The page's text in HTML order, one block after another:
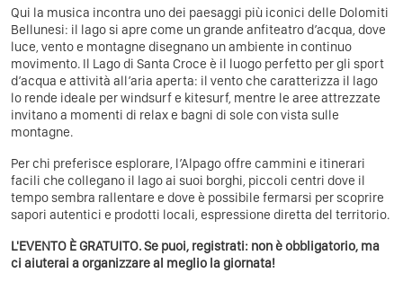
Qui la musica incontra uno dei paesaggi più iconici delle Dolomiti
Bellunesi: il lago si apre come un grande anfiteatro d’acqua, dove
luce, vento e montagne disegnano un ambiente in continuo
movimento. Il Lago di Santa Croce è il luogo perfetto per gli sport
d’acqua e attività all’aria aperta: il vento che caratterizza il lago
lo rende ideale per windsurf e kitesurf, mentre le aree attrezzate
invitano a momenti di relax e bagni di sole con vista sulle
montagne.
Per chi preferisce esplorare, l’Alpago offre cammini e itinerari
facili che collegano il lago ai suoi borghi, piccoli centri dove il
tempo sembra rallentare e dove è possibile fermarsi per scoprire
sapori autentici e prodotti locali, espressione diretta del territorio.
L'EVENTO È GRATUITO. Se puoi, registrati: non è obbligatorio, ma
ci aiuterai a organizzare al meglio la giornata!